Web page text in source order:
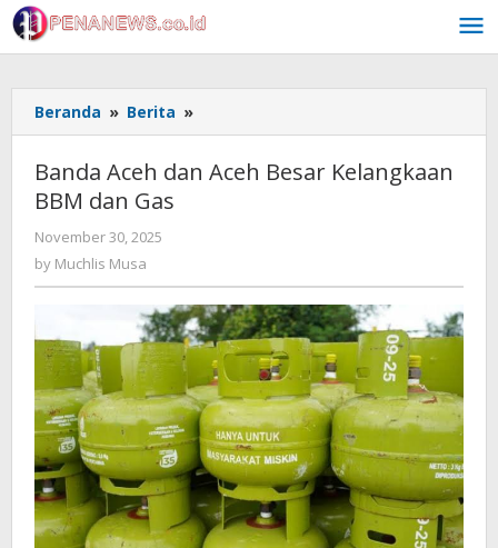
Skip
to
content
Beranda » Berita »
Aceh
Aceh
Banda Aceh dan Aceh Besar Kelangkaan
BBM dan Gas
November 30, 2025
by Muchlis Musa